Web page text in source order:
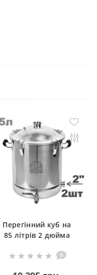
Перегінний куб на
85 літрів 2 дюйма
0